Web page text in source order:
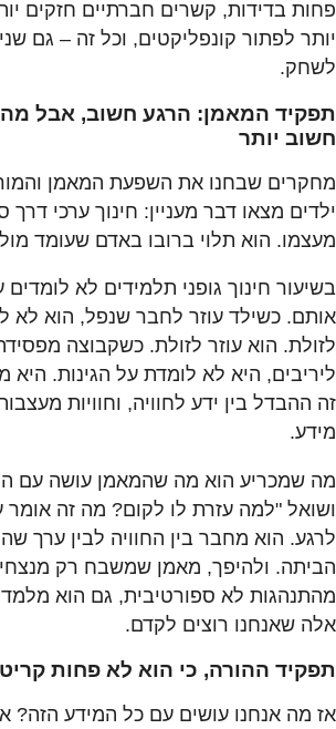
פחות בדידות, קשרים חברתיים חזקים
יותר לפתור קונפליקטים, וכל זה – גם
לשחק.
תפקיד המאמן: הרגע חשוב, אבל מה
חשוב יותר
מחקרים שבחנו את השפעת המאמן
ילדים מצאו דבר מעניין: חינוך ערכי
מעצמו. הוא תלוי ברובו באדם שעומד
בשיעור חינוך גופני תלמידים לא
אותם. כשילד עוזר לחבר שנפל, הוא לא
לזולת. הוא עוזר לזולת. כשקבוצה
ליריבים, היא לא לומדת על הגינות. היא
זה ההבדל בין ידע לחוויה, וחוויות
מידע.
מה שמכריע הוא מה שהמאמן עושה עם
ושואל "למה עזרת לו לקום? מה זה אומר
לרגע. הוא מחבר בין החוויה לבין ערך
הביתה. ולהיפך, מאמן שמשבח רק
מהתנהגות לא ספורטיבית, גם הוא
אלה שאנחנו רוצים לקדם.
תפקיד ההורה, כי הוא לא פחות
אז מה אנחנו עושים עם כל המידע הזה?